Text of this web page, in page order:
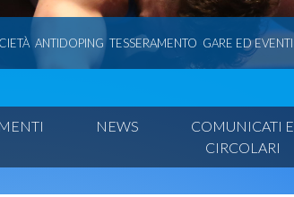
ANTIDOPING TESSERAMENTO GARE ED EVENTI
NEWS
COMUNICATI E
CIRCOLARI